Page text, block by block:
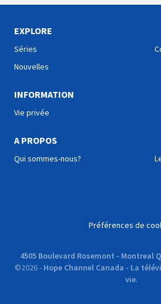
EXPLORE
Séries
Nouvelles
INFORMATION
Vie privée
A PROPOS
Qui sommes-nous?
Préférences de
4505 Boulevard Rosemont - Montreal
©2026- Hope Channel Canada - La
vie.